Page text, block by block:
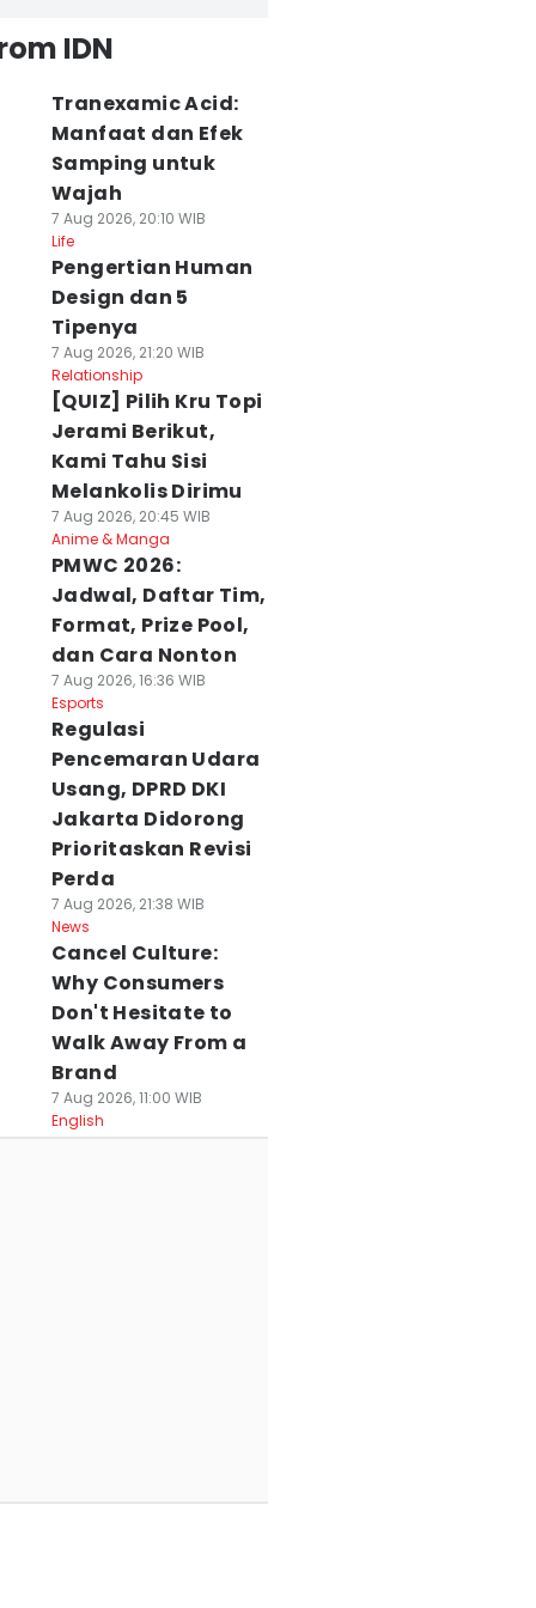
IDN
Tranexamic Acid:
Manfaat dan Efek
Samping untuk
Wajah
7 Aug 2026, 20:10 WIB
Life
Pengertian Human
Design dan 5
Tipenya
7 Aug 2026, 21:20 WIB
Relationship
[QUIZ] Pilih Kru Topi
Jerami Berikut,
Kami Tahu Sisi
Melankolis Dirimu
7 Aug 2026, 20:45 WIB
Anime & Manga
PMWC 2026:
Jadwal, Daftar Tim,
Format, Prize Pool,
dan Cara Nonton
7 Aug 2026, 16:36 WIB
Esports
Regulasi
Pencemaran Udara
Usang, DPRD DKI
Jakarta Didorong
Prioritaskan Revisi
Perda
7 Aug 2026, 21:38 WIB
News
Cancel Culture:
Why Consumers
Don't Hesitate to
Walk Away From a
Brand
7 Aug 2026, 11:00 WIB
English